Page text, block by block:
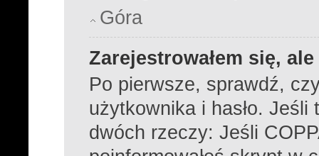
Góra
Zarejestrowałem się,
Po pierwsze, sprawdź,
użytkownika i hasło. Jeśli
dwóch rzeczy: Jeśli